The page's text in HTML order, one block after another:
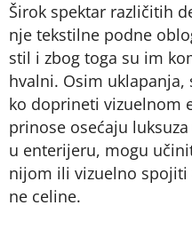
Ši­rok spek­tar raz­li­či­tih
nje tek­stil­ne pod­ne
stil i zbog to­ga su im
hval­ni. Osim
ko do­pri­ne­ti vi­zu­el­nom
pri­no­se ose­ća­ju
u en­te­ri­je­ru, mo­gu
ni­jom ili vi­zu­el­no
ne ce­li­ne.